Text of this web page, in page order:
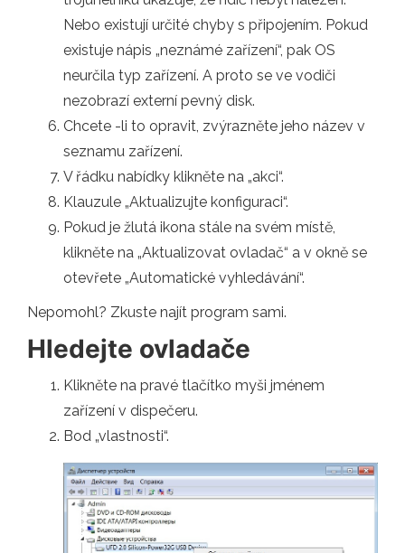
Nebo existují určité chyby s připojením. Pokud
existuje nápis „neznámé zařízení“, pak OS
neurčila typ zařízení. A proto se ve vodiči
nezobrazí externí pevný disk.
Chcete -li to opravit, zvýrazněte jeho název v
seznamu zařízení.
V řádku nabídky klikněte na „akci“.
Klauzule „Aktualizujte konfiguraci“.
Pokud je žlutá ikona stále na svém místě,
klikněte na „Aktualizovat ovladač“ a v okně se
otevřete „Automatické vyhledávání“.
Nepomohl? Zkuste najít program sami.
Hledejte ovladače
Klikněte na pravé tlačítko myši jménem
zařízení v dispečeru.
Bod „vlastnosti“.